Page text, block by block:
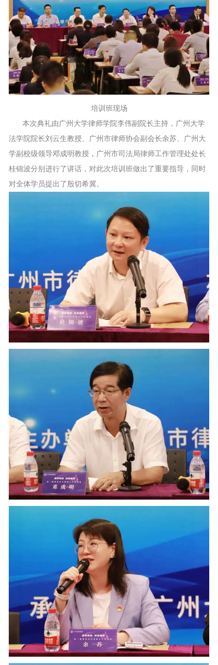
培训班现场
本次典礼由广州大学律师学院李伟副院长主持，广州大学
法学院院长刘云生教授、广州市律师协会副会长余苏、广州大
学副校级领导邓成明教授，广州市司法局律师工作管理处处长
桂锦波分别进行了讲话，对此次培训班做出了重要指导，同时
对全体学员提出了殷切希冀。